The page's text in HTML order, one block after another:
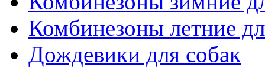
Комбинезоны летние
Дождевики для собак